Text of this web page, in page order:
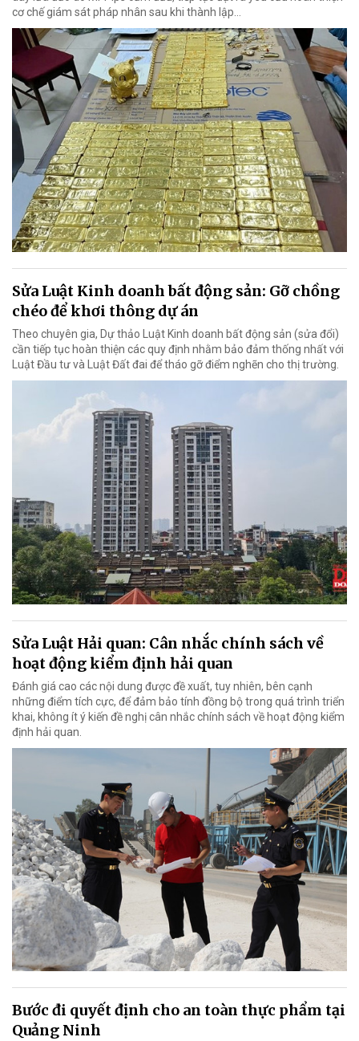
cơ chế giám sát pháp nhân sau khi thành lập…
Sửa Luật Kinh doanh bất động sản: Gỡ chồng
chéo để khơi thông dự án
Theo chuyên gia, Dự thảo Luật Kinh doanh bất động sản (sửa đổi)
cần tiếp tục hoàn thiện các quy định nhằm bảo đảm thống nhất với
Luật Đầu tư và Luật Đất đai để tháo gỡ điểm nghẽn cho thị trường.
Sửa Luật Hải quan: Cân nhắc chính sách về
hoạt động kiểm định hải quan
Đánh giá cao các nội dung được đề xuất, tuy nhiên, bên cạnh
những điểm tích cực, để đảm bảo tính đồng bộ trong quá trình triển
khai, không ít ý kiến đề nghị cân nhắc chính sách về hoạt động kiểm
định hải quan.
Bước đi quyết định cho an toàn thực phẩm tại
Quảng Ninh